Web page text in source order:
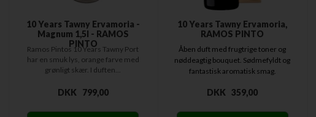
10 Years Tawny Ervamoria -
Magnum 1,5l - RAMOS
PINTO
Ramos Pintos 10 Years Tawny Port
har en smuk lys, orange farve med
grønligt skær. I duften...
DKK 799,00
10 Years Tawny Ervamoria,
RAMOS PINTO
Åben duft med frugtrige toner og
nøddeagtig bouquet. Sødmefyldt og
fantastisk aromatisk smag.
DKK 359,00